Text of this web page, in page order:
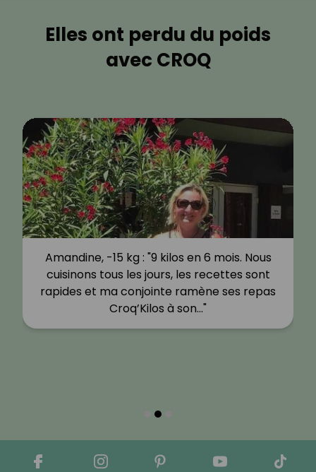
Elles ont perdu du poids
avec CROQ
Amandine, -15 kg : "9 kilos en 6 mois. Nous
cuisinons tous les jours, les recettes sont
rapides et ma conjointe ramène ses repas
Croq’Kilos à son…"